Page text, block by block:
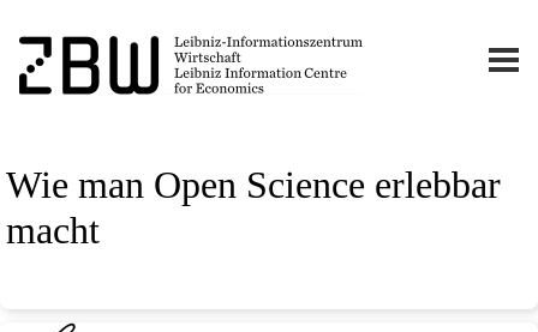
Wie man Open Science erlebbar
macht